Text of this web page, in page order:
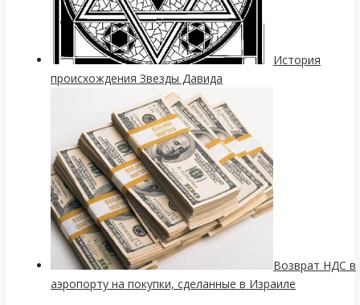
История
происхождения Звезды Давида
Возврат НДС в
аэропорту на покупки, сделанные в Израиле